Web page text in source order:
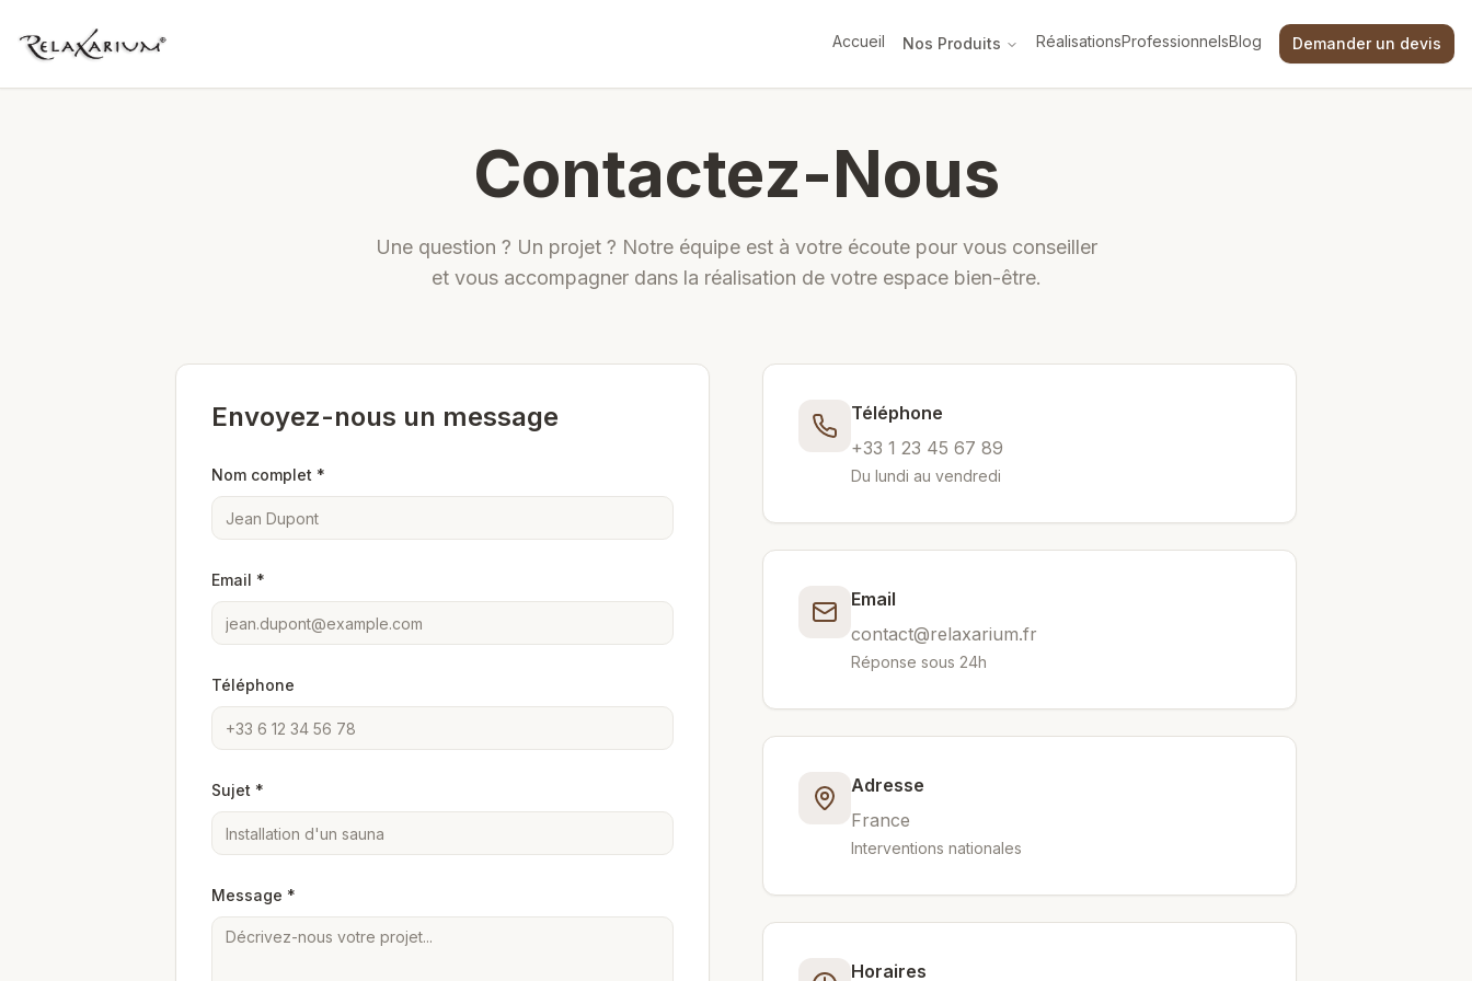
Accueil Nos Produits RéalisationsProfessionnelsBlog Demander un devis
Contactez-Nous
Une question ? Un projet ? Notre équipe est à votre écoute pour vous conseiller
et vous accompagner dans la réalisation de votre espace bien-être.
Envoyez-nous un message
Nom complet *
Email *
Téléphone
Sujet *
Message *
Téléphone
+33 1 23 45 67 89
Du lundi au vendredi
Email
contact@relaxarium.fr
Réponse sous 24h
Adresse
France
Interventions nationales
Horaires